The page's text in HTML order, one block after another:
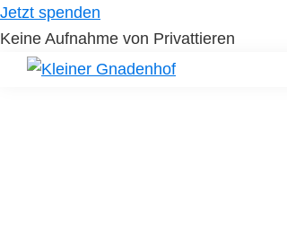
Skip
to
primary
Skip
to
main
Jetzt spenden
Keine Aufnahme von Privattieren